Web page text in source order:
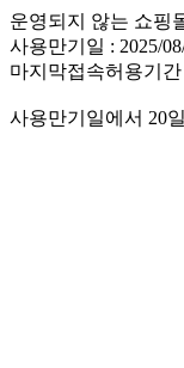
운영되지 않는 쇼핑
사용만기일 : 2025/
마지막접속허용기간
사용만기일에서 20